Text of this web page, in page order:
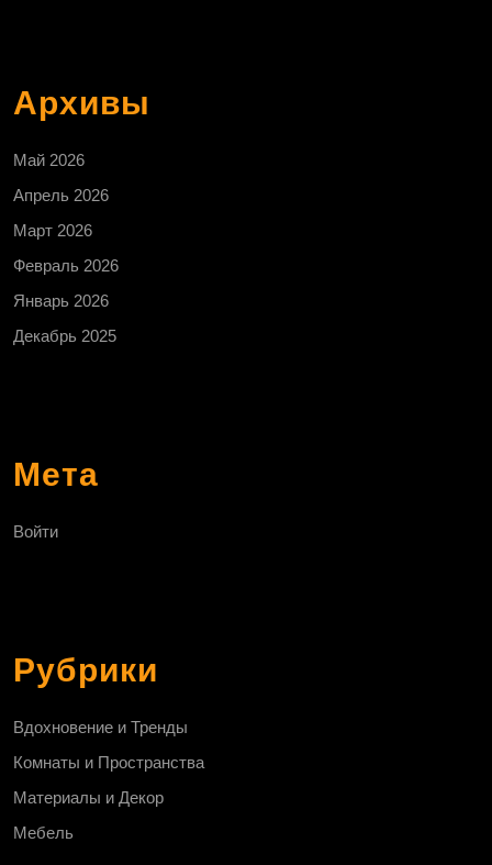
Архивы
Май 2026
Апрель 2026
Март 2026
Февраль 2026
Январь 2026
Декабрь 2025
Мета
Войти
Рубрики
Вдохновение и Тренды
Комнаты и Пространства
Материалы и Декор
Мебель